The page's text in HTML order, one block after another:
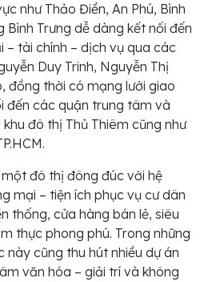
như Thảo Điền, An Phú, Bình
Bình Trưng dễ dàng kết nối đến
tài chính – dịch vụ qua các
Duy Trinh, Nguyễn Thị
đồng thời có mạng lưới giao
đến các quận trung tâm và
đô thị Thủ Thiêm cũng như
một đô thị đông đúc với hệ
mại – tiện ích phục vụ cư dân
thống, cửa hàng bán lẻ, siêu
thực phong phú. Trong những
này cũng thu hút nhiều dự án
văn hóa – giải trí và không